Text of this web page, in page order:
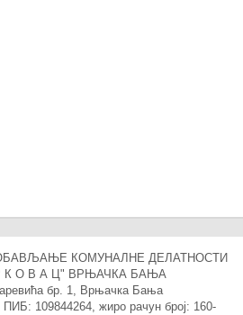
КОМУНАЛНЕ ДЕЛАТНОСТИ
К О В А Ц" ВРЊАЧКА БАЊА
бр. 1, Врњачка Бања
ПИБ: 109844264, жиро рачун број: 160-